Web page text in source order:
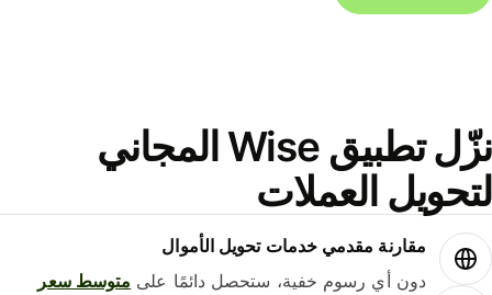
نزّل تطبيق Wise المجاني
العملات
مقارنة مقدمي خدمات تحويل الأموال
دون أي رسوم خفية، ستحصل دائمًا علىمتوسط ​​سعر